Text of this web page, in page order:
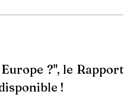
?", le Rapport
!